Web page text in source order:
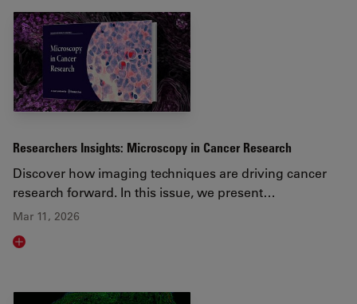
Researchers Insights: Microscopy in Cancer Research
Discover how imaging techniques are driving cancer
research forward. In this issue, we present…
Mar 11, 2026
Read article